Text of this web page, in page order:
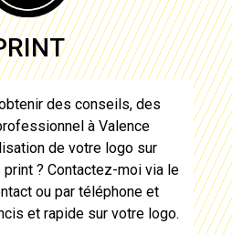
des conseils, des
à Valence
de votre logo sur
? Contactez-moi via le
ou par téléphone et
et rapide sur votre logo.